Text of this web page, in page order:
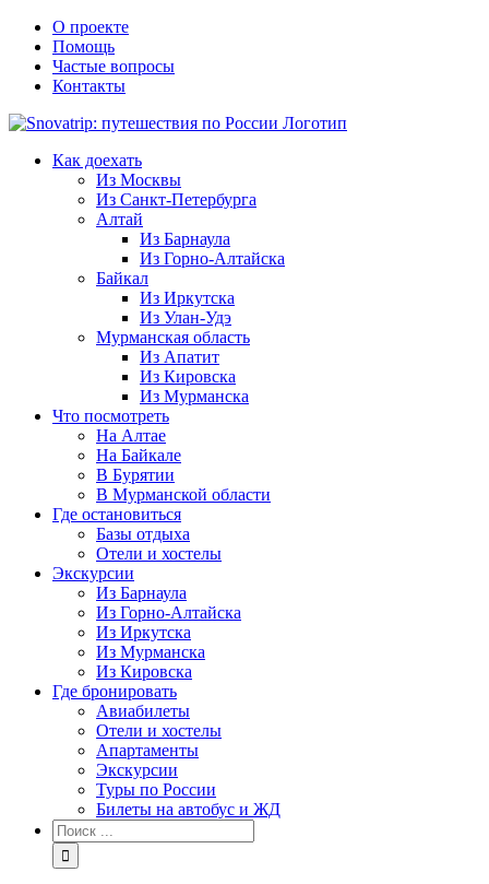
Skip
content
О проекте
Помощь
Частые вопросы
Контакты
Как доехать
Из Москвы
Из Санкт-Петербурга
Алтай
Из Барнаула
Из Горно-Алтайска
Байкал
Из Иркутска
Из Улан-Удэ
Мурманская область
Из Апатит
Из Кировска
Из Мурманска
Что посмотреть
На Алтае
На Байкале
В Бурятии
В Мурманской области
Где остановиться
Базы отдыха
Отели и хостелы
Экскурсии
Из Барнаула
Из Горно-Алтайска
Из Иркутска
Из Мурманска
Из Кировска
Где бронировать
Авиабилеты
Отели и хостелы
Апартаменты
Экскурсии
Туры по России
Билеты на автобус и ЖД
Результат
поиска: